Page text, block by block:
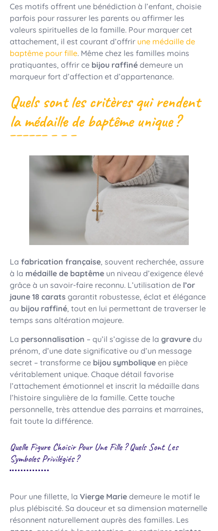
Ces motifs offrent une bénédiction à l’enfant, choisie
parfois pour rassurer les parents ou affirmer les
valeurs spirituelles de la famille. Pour marquer cet
attachement, il est courant d’offrir une médaille de
baptême pour fille. Même chez les familles moins
pratiquantes, offrir ce bijou raffiné demeure un
marqueur fort d’affection et d’appartenance.
Quels sont les critères qui rendent
la médaille de baptême unique ?
La fabrication française, souvent recherchée, assure
à la médaille de baptême un niveau d’exigence élevé
grâce à un savoir-faire reconnu. L’utilisation de l’or
jaune 18 carats garantit robustesse, éclat et élégance
au bijou raffiné, tout en lui permettant de traverser le
temps sans altération majeure.
La personnalisation – qu’il s’agisse de la gravure du
prénom, d’une date significative ou d’un message
secret – transforme ce bijou symbolique en pièce
véritablement unique. Chaque détail favorise
l’attachement émotionnel et inscrit la médaille dans
l’histoire singulière de la famille. Cette touche
personnelle, très attendue des parrains et marraines,
fait toute la différence.
Quelle Figure Choisir Pour Une Fille ? Quels Sont Les
Symboles Privilégiés ?
Pour une fillette, la Vierge Marie demeure le motif le
plus plébiscité. Sa douceur et sa dimension maternelle
résonnent naturellement auprès des familles. Les